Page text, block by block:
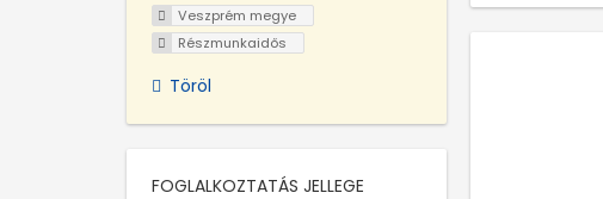
Veszprém megye
Részmunkaidős
Töröl
FOGLALKOZTATÁS JELLEGE